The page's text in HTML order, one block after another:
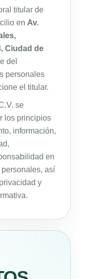
titular de
en Av.
Ciudad de
del
personales
el titular.
se
los principios
información,
en
así
y